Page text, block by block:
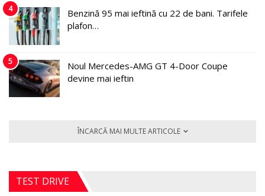
4
Benzină 95 mai ieftină cu 22 de bani. Tarifele
plafon…
5
Noul Mercedes-AMG GT 4-Door Coupe
devine mai ieftin
ÎNCARCĂ MAI MULTE ARTICOLE
TEST DRIVE